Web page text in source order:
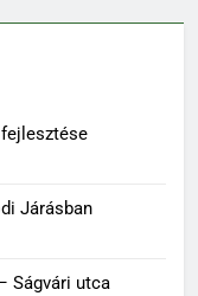
Járásban
Ságvári utca